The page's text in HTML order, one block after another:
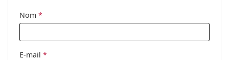
Nom *
E-mail *